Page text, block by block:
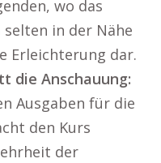
wo das
in der Nähe
Erleichterung dar.
die Anschauung:
Ausgaben für die
den Kurs
der